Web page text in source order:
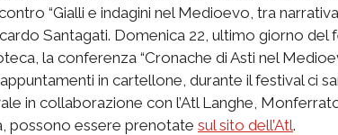
“Gialli e indagini nel Medioevo, tra
Santagati. Domenica 22, ultimo giorno del
la conferenza “Cronache di Asti nel
in cartellone, durante il festival ci
in collaborazione con l’Atl Langhe,
possono essere prenotate sul sito dell’Atl.